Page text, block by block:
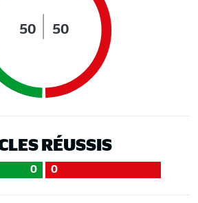
50 50
RÉUSSIS
0 0